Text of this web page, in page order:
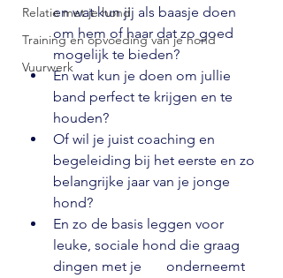
Relatie met je hond
Training en opvoeding van je hond
Vuurwerk
en wat kun jij als baasje doen
om hem of haar dat zo goed
mogelijk te bieden?
En wat kun je doen om jullie
band perfect te krijgen en te
houden?
Of wil je juist coaching en
begeleiding bij het eerste en zo
belangrijke jaar van je jonge
hond?
En zo de basis leggen voor
leuke, sociale hond die graag
dingen met je       onderneemt